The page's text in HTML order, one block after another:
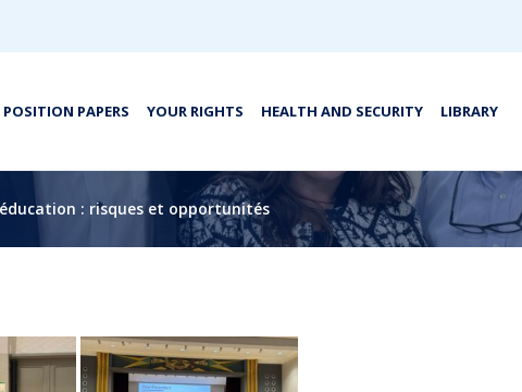
POSITION PAPERS YOUR RIGHTS HEALTH AND SECURITY LIBRARY
: risques et opportunités